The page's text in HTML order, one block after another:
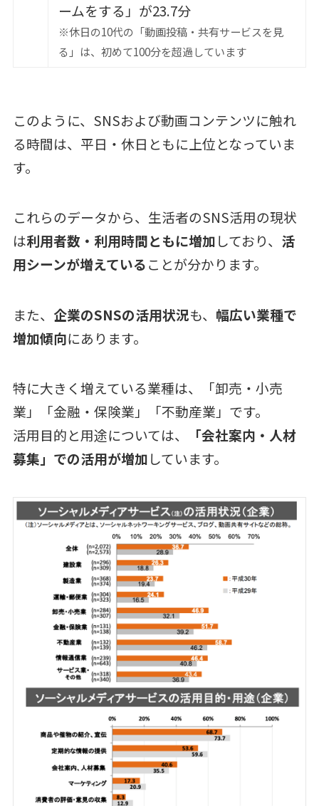
ームをする」が23.7分
※休日の10代の「動画投稿・共有サービスを見
る」は、初めて100分を超過しています
このように、SNSおよび動画コンテンツに触れ
る時間は、平日・休日ともに上位となっていま
す。
これらのデータから、生活者のSNS活用の現状
は利用者数・利用時間ともに増加しており、 活
用シーンが増えていることが分かります。
また、 企業のSNSの活用状況も、 幅広い業種で
増加傾向にあります。
特に大きく増えている業種は、「卸売・小売
業」「金融・保険業」「不動産業」です。
活用目的と用途については、
「会社案内・人材
募集」での活用が増加しています。